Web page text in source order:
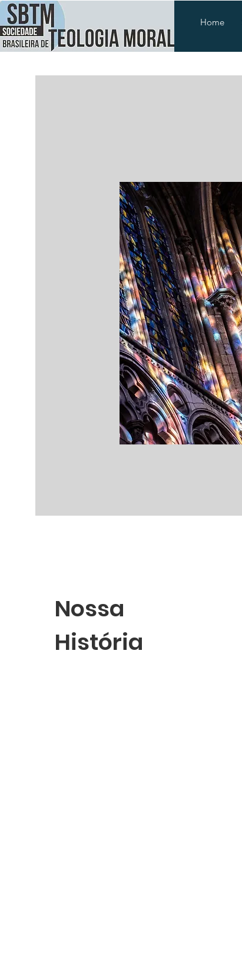
Home
Nossa
História